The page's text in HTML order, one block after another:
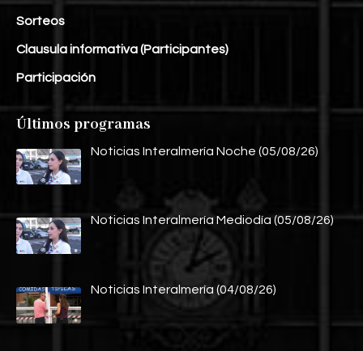
Sorteos
Clausula informativa (Participantes)
Participación
Últimos programas
Noticias Interalmería Noche (05/08/26)
Noticias Interalmería Mediodía (05/08/26)
Noticias Interalmería (04/08/26)